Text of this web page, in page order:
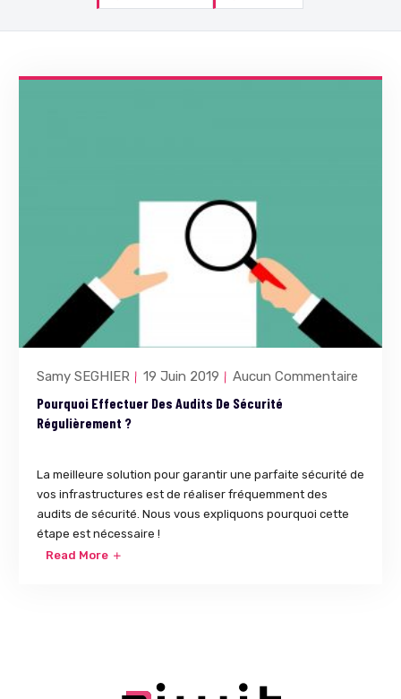
Samy SEGHIER 19 Juin 2019 Aucun Commentaire
Pourquoi Effectuer Des Audits De Sécurité
Régulièrement ?
La meilleure solution pour garantir une parfaite sécurité de
vos infrastructures est de réaliser fréquemment des
audits de sécurité. Nous vous expliquons pourquoi cette
étape est nécessaire !
Read More